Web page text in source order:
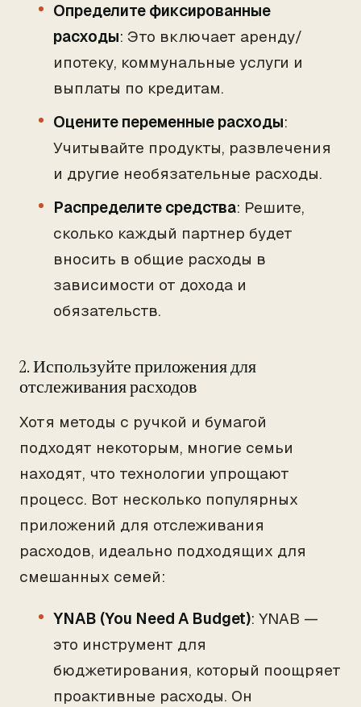
Определите фиксированные
расходы: Это включает аренду/
ипотеку, коммунальные услуги и
выплаты по кредитам.
Оцените переменные расходы:
Учитывайте продукты, развлечения
и другие необязательные расходы.
Распределите средства: Решите,
сколько каждый партнер будет
вносить в общие расходы в
зависимости от дохода и
обязательств.
2. Используйте приложения для
отслеживания расходов
Хотя методы с ручкой и бумагой
подходят некоторым, многие семьи
находят, что технологии упрощают
процесс. Вот несколько популярных
приложений для отслеживания
расходов, идеально подходящих для
смешанных семей:
YNAB (You Need A Budget): YNAB —
это инструмент для
бюджетирования, который поощряет
проактивные расходы. Он